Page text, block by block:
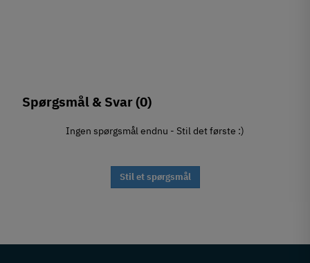
Spørgsmål & Svar(0)
Ingen spørgsmål endnu - Stil det første :)
Stil et spørgsmål